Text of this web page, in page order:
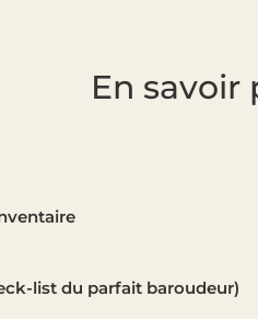
list du parfait baroudeur)
En savoir